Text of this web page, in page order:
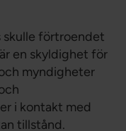
skulle förtroendet
en skyldighet för
myndigheter
i kontakt med
tillstånd.